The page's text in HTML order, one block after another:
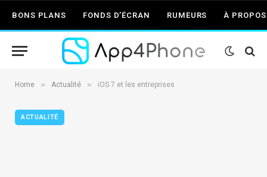
BONS PLANS FONDS D’ÉCRAN RUMEURS À PROPOS
Home » Actualité » iOS 7 et les entreprises
ACTUALITÉ